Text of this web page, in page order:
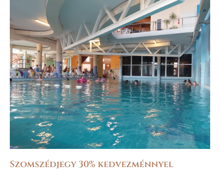
Szomszédjegy 30% kedvezménnyel